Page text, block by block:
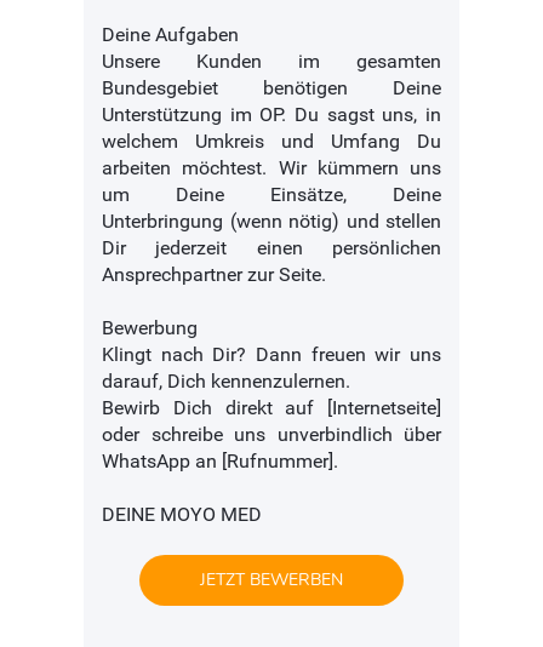
Deine Aufgaben
Unsere Kunden im gesamten
Bundesgebiet benötigen Deine
Unterstützung im OP. Du sagst uns, in
welchem Umkreis und Umfang Du
arbeiten möchtest. Wir kümmern uns
um Deine Einsätze, Deine
Unterbringung (wenn nötig) und stellen
Dir jederzeit einen persönlichen
Ansprechpartner zur Seite.
Bewerbung
Klingt nach Dir? Dann freuen wir uns
darauf, Dich kennenzulernen.
Bewirb Dich direkt auf [Internetseite]
oder schreibe uns unverbindlich über
WhatsApp an [Rufnummer].
DEINE MOYO MED
JETZT BEWERBEN